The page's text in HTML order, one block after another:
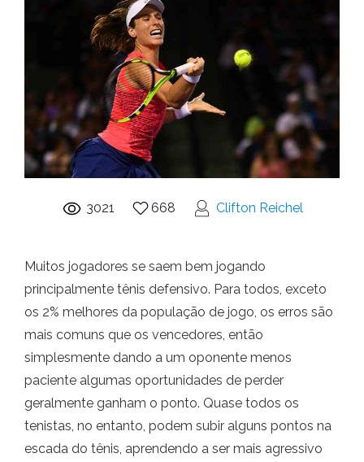
3021 668 Clifton Reichel
Muitos jogadores se saem bem jogando
principalmente tênis defensivo. Para todos, exceto
os 2% melhores da população de jogo, os erros são
mais comuns que os vencedores, então
simplesmente dando a um oponente menos
paciente algumas oportunidades de perder
geralmente ganham o ponto. Quase todos os
tenistas, no entanto, podem subir alguns pontos na
escada do tênis, aprendendo a ser mais agressivo